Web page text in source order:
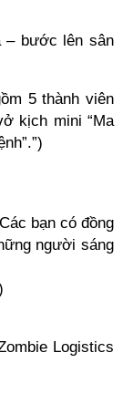
– bước lên sân
5 thành viên
kịch mini “Ma
bạn có đồng
người sáng
Logistics